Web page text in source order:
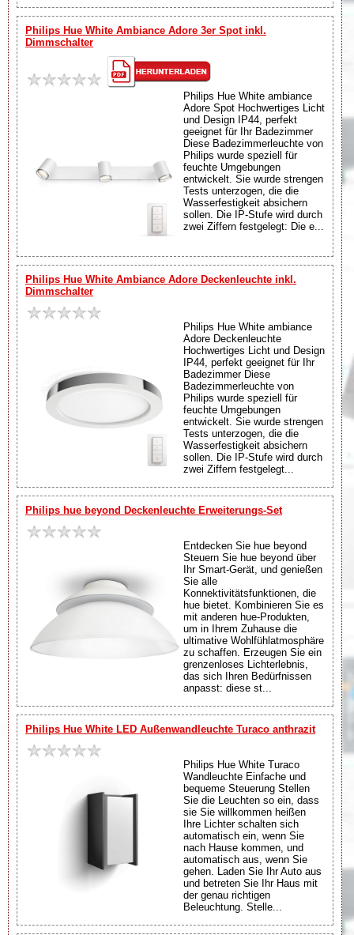
Philips Hue White Ambiance Adore 3er Spot inkl.
Dimmschalter
Philips Hue White ambiance
Adore Spot Hochwertiges Licht
und Design IP44, perfekt
geeignet für Ihr Badezimmer
Diese Badezimmerleuchte von
Philips wurde speziell für
feuchte Umgebungen
entwickelt. Sie wurde strengen
Tests unterzogen, die die
Wasserfestigkeit absichern
sollen. Die IP-Stufe wird durch
zwei Ziffern festgelegt: Die e...
Philips Hue White Ambiance Adore Deckenleuchte inkl.
Dimmschalter
Philips Hue White ambiance
Adore Deckenleuchte
Hochwertiges Licht und Design
IP44, perfekt geeignet für Ihr
Badezimmer Diese
Badezimmerleuchte von
Philips wurde speziell für
feuchte Umgebungen
entwickelt. Sie wurde strengen
Tests unterzogen, die die
Wasserfestigkeit absichern
sollen. Die IP-Stufe wird durch
zwei Ziffern festgelegt...
Philips hue beyond Deckenleuchte Erweiterungs-Set
Entdecken Sie hue beyond
Steuern Sie hue beyond über
Ihr Smart-Gerät, und genießen
Sie alle
Konnektivitätsfunktionen, die
hue bietet. Kombinieren Sie es
mit anderen hue-Produkten,
um in Ihrem Zuhause die
ultimative Wohlfühlatmosphäre
zu schaffen. Erzeugen Sie ein
grenzenloses Lichterlebnis,
das sich Ihren Bedürfnissen
anpasst: diese st...
Philips Hue White LED Außenwandleuchte Turaco anthrazit
Philips Hue White Turaco
Wandleuchte Einfache und
bequeme Steuerung Stellen
Sie die Leuchten so ein, dass
sie Sie willkommen heißen
Ihre Lichter schalten sich
automatisch ein, wenn Sie
nach Hause kommen, und
automatisch aus, wenn Sie
gehen. Laden Sie Ihr Auto aus
und betreten Sie Ihr Haus mit
der genau richtigen
Beleuchtung. Stelle...